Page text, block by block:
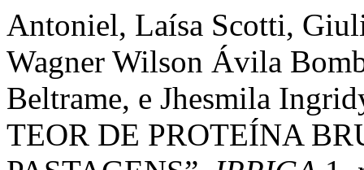
Antoniel, Laísa Scotti,
Wagner Wilson Ávila
Beltrame, e Jhesmila
TEOR DE PROTEÍNA